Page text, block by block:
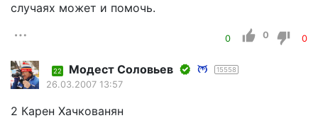
случаях может и помочь.
0 0 0
22 Модест Соловьев 15558
26.03.2007 13:57
2 Карен Хачкованян